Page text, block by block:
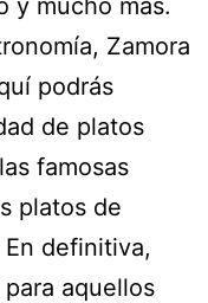
y mucho más.
Zamora
podrás
de platos
famosas
platos de
definitiva,
aquellos